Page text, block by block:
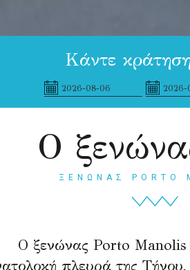
Κάντε
Ο
ΞΕΝΩΝΑΣ PORTO
Ο ξενώνας Porto Manolis
πλευρά της